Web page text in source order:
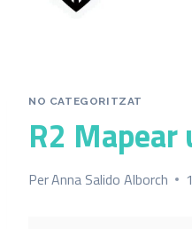
NO CATEGORITZAT
R2
PerAnna Salido Alborch